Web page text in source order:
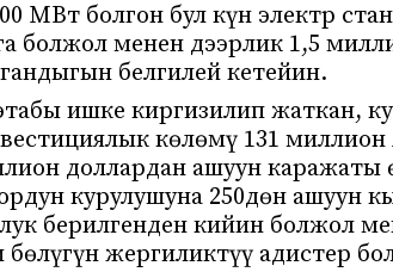
МВт болгон бул күн электр
болжол менен дээрлик 1,5
белгилей кетейин.
ишке киргизилип жаткан,
көлөмү 131
доллардан ашуун каражаты
курулушуна 250дөн ашуун
берилгенден кийин болжол
бөлүгүн жергиликтүү адистер